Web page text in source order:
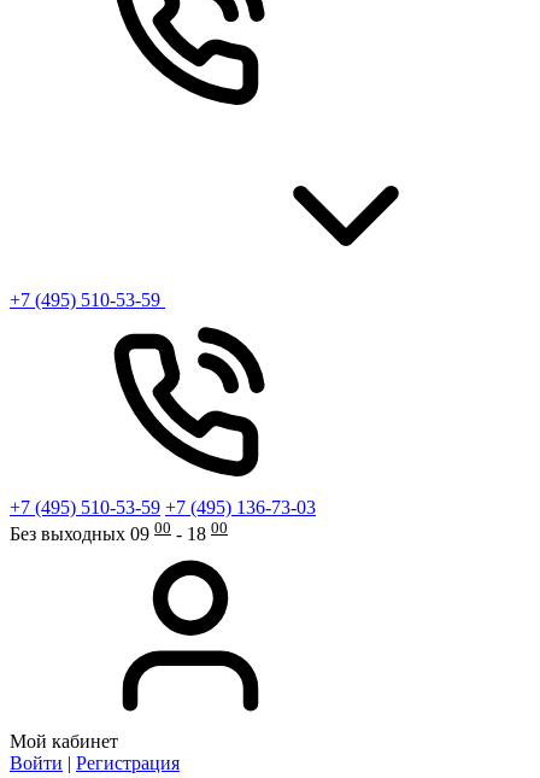
+7 (495) 510-53-59
+7 (495) 510-53-59 +7 (495) 136-73-03
Без выходных 09 00 - 18 00
Мой кабинет
Войти | Регистрация